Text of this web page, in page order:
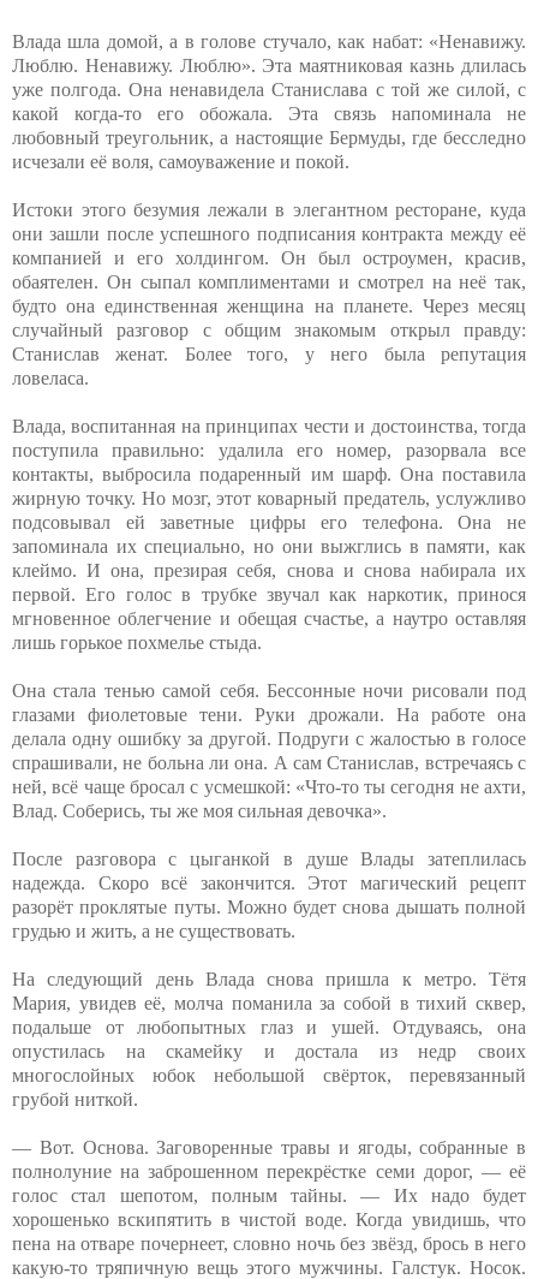
Влада шла домой, а в голове стучало, как набат: «Ненавижу.
Люблю. Ненавижу. Люблю». Эта маятниковая казнь длилась
уже полгода. Она ненавидела Станислава с той же силой, с
какой когда-то его обожала. Эта связь напоминала не
любовный треугольник, а настоящие Бермуды, где бесследно
исчезали её воля, самоуважение и покой.
Истоки этого безумия лежали в элегантном ресторане, куда
они зашли после успешного подписания контракта между её
компанией и его холдингом. Он был остроумен, красив,
обаятелен. Он сыпал комплиментами и смотрел на неё так,
будто она единственная женщина на планете. Через месяц
случайный разговор с общим знакомым открыл правду:
Станислав женат. Более того, у него была репутация
ловеласа.
Влада, воспитанная на принципах чести и достоинства, тогда
поступила правильно: удалила его номер, разорвала все
контакты, выбросила подаренный им шарф. Она поставила
жирную точку. Но мозг, этот коварный предатель, услужливо
подсовывал ей заветные цифры его телефона. Она не
запоминала их специально, но они выжглись в памяти, как
клеймо. И она, презирая себя, снова и снова набирала их
первой. Его голос в трубке звучал как наркотик, принося
мгновенное облегчение и обещая счастье, а наутро оставляя
лишь горькое похмелье стыда.
Она стала тенью самой себя. Бессонные ночи рисовали под
глазами фиолетовые тени. Руки дрожали. На работе она
делала одну ошибку за другой. Подруги с жалостью в голосе
спрашивали, не больна ли она. А сам Станислав, встречаясь с
ней, всё чаще бросал с усмешкой: «Что-то ты сегодня не ахти,
Влад. Соберись, ты же моя сильная девочка».
После разговора с цыганкой в душе Влады затеплилась
надежда. Скоро всё закончится. Этот магический рецепт
разорёт проклятые путы. Можно будет снова дышать полной
грудью и жить, а не существовать.
На следующий день Влада снова пришла к метро. Тётя
Мария, увидев её, молча поманила за собой в тихий сквер,
подальше от любопытных глаз и ушей. Отдуваясь, она
опустилась на скамейку и достала из недр своих
многослойных юбок небольшой свёрток, перевязанный
грубой ниткой.
— Вот. Основа. Заговоренные травы и ягоды, собранные в
полнолуние на заброшенном перекрёстке семи дорог, — её
голос стал шепотом, полным тайны. — Их надо будет
хорошенько вскипятить в чистой воде. Когда увидишь, что
пена на отваре почернеет, словно ночь без звёзд, брось в него
какую-то тряпичную вещь этого мужчины. Галстук. Носок.